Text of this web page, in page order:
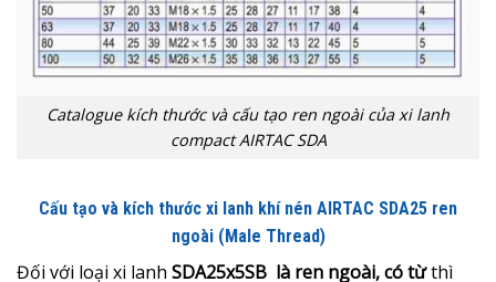
Catalogue kích thước và cấu tạo ren ngoài của xi lanh
compact AIRTAC SDA
Cấu tạo và kích thước xi lanh khí nén AIRTAC SDA25 ren
ngoài (Male Thread)
Đối với loại xi lanh SDA25x5SB là ren ngoài, có từthì